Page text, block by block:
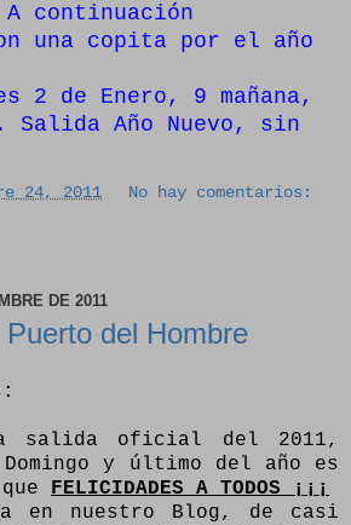
continuación
una copita por el año
2 de Enero, 9 mañana,
Salida Año Nuevo, sin
24, 2011 No hay comentarios:
DE 2011
del Hombre
salida oficial del 2011,
y último del año es
FELICIDADES A TODOS ¡¡¡
en nuestro Blog, de casi